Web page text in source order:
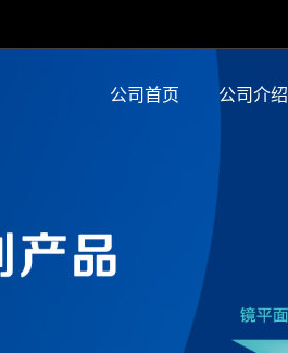
公司首页 公司介绍